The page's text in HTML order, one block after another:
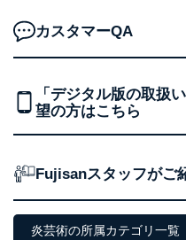
FAX：03-5459-7073
e-mail：
cs@fujisan.co.jp
制定：2005年4月1日
株式会社富士山マガジン
代表取締役会長 西野 伸
１．個人情報保護管理者
当社は以下の個人情報保
護管理者の責任のもと、
カスタマーQA
「デジタル版の取扱
望の方はこちら
Fujisanスタッフがご
炎芸術の所属カテゴリ一覧